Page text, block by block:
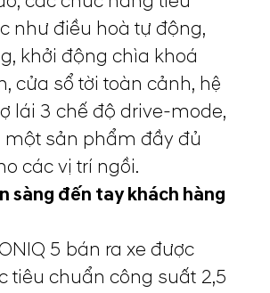
như điều hoà tự động,
khởi động chìa khoá
cửa sổ tời toàn cảnh, hệ
lái 3 chế độ drive-mode,
một sản phẩm đầy đủ
các vị trí ngồi.
sàng đến tay khách hàng
5 bán ra xe được
tiêu chuẩn công suất 2,5